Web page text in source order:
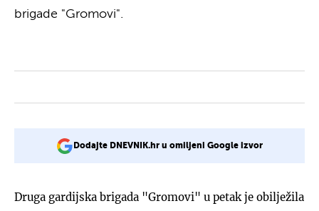
brigade "Gromovi".
Dodajte DNEVNIK.hr u omiljeni Google izvor
Druga gardijska brigada "Gromovi" u petak je obilježila